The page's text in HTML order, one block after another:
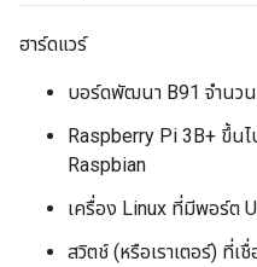
ฮาร์ดแวร์
บอร์ดพัฒนา B91 จำนว
Raspberry Pi 3B+ ขึ้น
Raspbian
เครื่อง Linux ที่มีพอร์ต
สวิตช์ (หรือเราเตอร์) ที่เ